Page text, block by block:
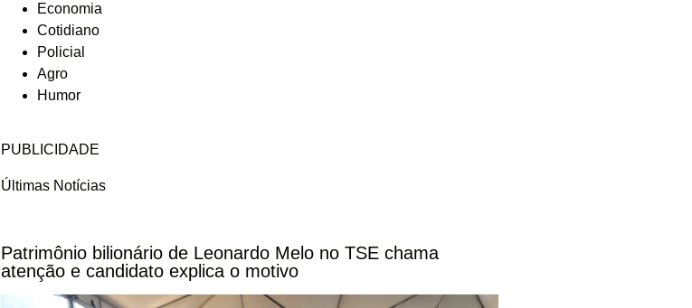
Economia
Cotidiano
Policial
Agro
Humor
PUBLICIDADE
Últimas Notícias
Patrimônio bilionário de Leonardo Melo no TSE chama
atenção e candidato explica o motivo